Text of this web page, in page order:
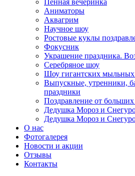
Пенная вечеринка
Аниматоры
Аквагрим
Научное шоу
Ростовые куклы
Фокусник
Украшение праздника.
Серебряное шоу
Шоу гигантских
Выпускные, утренники,
праздники
Поздравление от
Дедушка Мороз и
Дедушка Мороз и
О нас
Фотогалерея
Новости и акции
Отзывы
Контакты